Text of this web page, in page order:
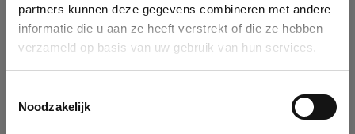
partners kunnen deze gegevens combineren met andere
informatie die u aan ze heeft verstrekt of die ze hebben
verzameld op basis van uw gebruik van hun services.
Noodzakelijk
You can search a company in our database by name, VAT or
enterprise ID. When a company is selected it will auto-complete the
form. If you don't find your company in our database, you can create
Ok